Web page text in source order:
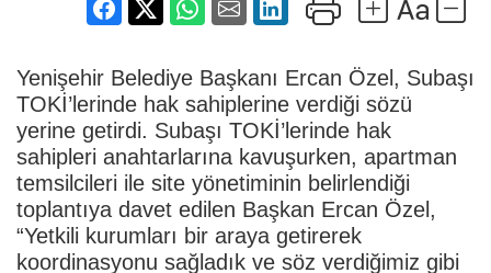
Yenişehir Belediye Başkanı Ercan Özel, Subaşı
TOKİ’lerinde hak sahiplerine verdiği sözü
yerine getirdi. Subaşı TOKİ’lerinde hak
sahipleri anahtarlarına kavuşurken, apartman
temsilcileri ile site yönetiminin belirlendiği
toplantıya davet edilen Başkan Ercan Özel,
“Yetkili kurumları bir araya getirerek
koordinasyonu sağladık ve söz verdiğimiz gibi